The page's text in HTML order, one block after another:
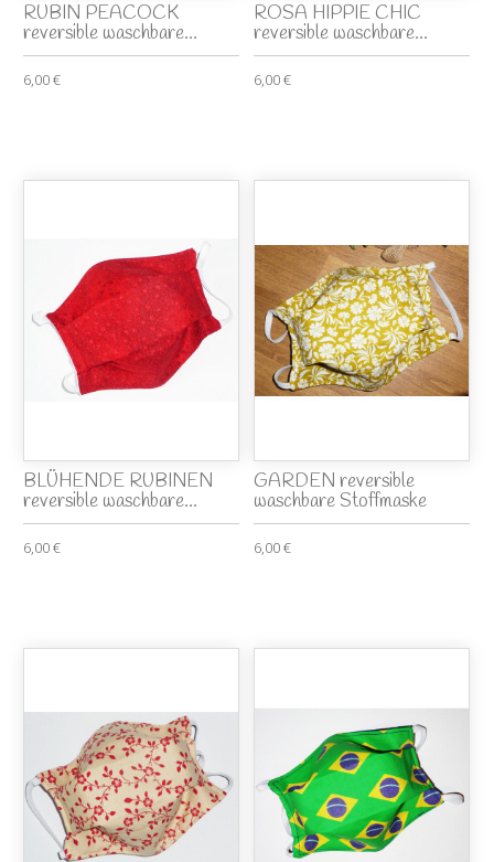
RUBIN PEACOCK
reversible waschbare...
6,00 €
ROSA HIPPIE CHIC
reversible waschbare...
6,00 €
BLÜHENDE RUBINEN
reversible waschbare...
6,00 €
GARDEN reversible
waschbare Stoffmaske
6,00 €